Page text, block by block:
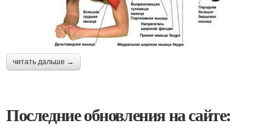
читать дальше →
Последние обновления на сайте: